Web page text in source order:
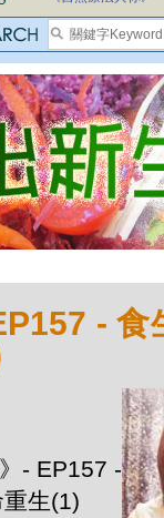
-
- EP157 -
生(1)